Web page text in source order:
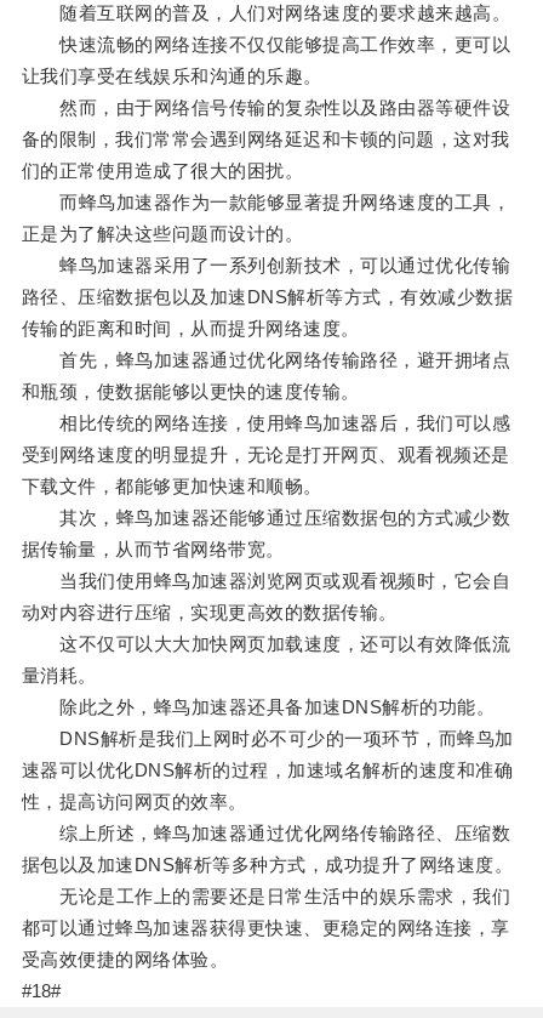
随着互联网的普及，人们对网络速度的要求越来越高。
快速流畅的网络连接不仅仅能够提高工作效率，更可以
让我们享受在线娱乐和沟通的乐趣。
然而，由于网络信号传输的复杂性以及路由器等硬件设
备的限制，我们常常会遇到网络延迟和卡顿的问题，这对我
们的正常使用造成了很大的困扰。
而蜂鸟加速器作为一款能够显著提升网络速度的工具，
正是为了解决这些问题而设计的。
蜂鸟加速器采用了一系列创新技术，可以通过优化传输
路径、压缩数据包以及加速DNS解析等方式，有效减少数据
传输的距离和时间，从而提升网络速度。
首先，蜂鸟加速器通过优化网络传输路径，避开拥堵点
和瓶颈，使数据能够以更快的速度传输。
相比传统的网络连接，使用蜂鸟加速器后，我们可以感
受到网络速度的明显提升，无论是打开网页、观看视频还是
下载文件，都能够更加快速和顺畅。
其次，蜂鸟加速器还能够通过压缩数据包的方式减少数
据传输量，从而节省网络带宽。
当我们使用蜂鸟加速器浏览网页或观看视频时，它会自
动对内容进行压缩，实现更高效的数据传输。
这不仅可以大大加快网页加载速度，还可以有效降低流
量消耗。
除此之外，蜂鸟加速器还具备加速DNS解析的功能。
DNS解析是我们上网时必不可少的一项环节，而蜂鸟加
速器可以优化DNS解析的过程，加速域名解析的速度和准确
性，提高访问网页的效率。
综上所述，蜂鸟加速器通过优化网络传输路径、压缩数
据包以及加速DNS解析等多种方式，成功提升了网络速度。
无论是工作上的需要还是日常生活中的娱乐需求，我们
都可以通过蜂鸟加速器获得更快速、更稳定的网络连接，享
受高效便捷的网络体验。
#18#